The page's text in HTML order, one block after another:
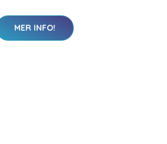
MER INFO!